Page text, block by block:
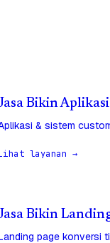
Bikin
& sistem
layanan →
Bikin
page konversi